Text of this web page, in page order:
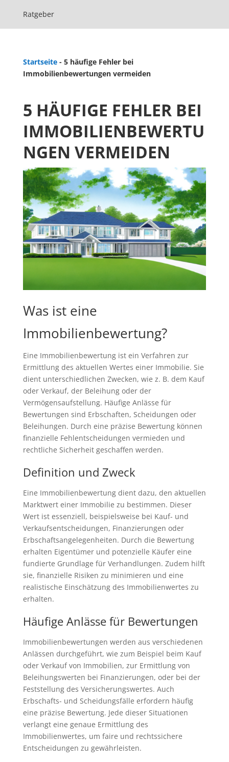
Ratgeber
Startseite- 5 häufige Fehler bei
Immobilienbewertungen vermeiden
5 HÄUFIGE FEHLER BEI
IMMOBILIENBEWERTU
NGEN VERMEIDEN
Was ist eine
Immobilienbewertung?
Eine Immobilienbewertung ist ein Verfahren zur
Ermittlung des aktuellen Wertes einer Immobilie. Sie
dient unterschiedlichen Zwecken, wie z. B. dem Kauf
oder Verkauf, der Beleihung oder der
Vermögensaufstellung. Häufige Anlässe für
Bewertungen sind Erbschaften, Scheidungen oder
Beleihungen. Durch eine präzise Bewertung können
finanzielle Fehlentscheidungen vermieden und
rechtliche Sicherheit geschaffen werden.
Definition und Zweck
Eine Immobilienbewertung dient dazu, den aktuellen
Marktwert einer Immobilie zu bestimmen. Dieser
Wert ist essenziell, beispielsweise bei Kauf- und
Verkaufsentscheidungen, Finanzierungen oder
Erbschaftsangelegenheiten. Durch die Bewertung
erhalten Eigentümer und potenzielle Käufer eine
fundierte Grundlage für Verhandlungen. Zudem hilft
sie, finanzielle Risiken zu minimieren und eine
realistische Einschätzung des Immobilienwertes zu
erhalten.
Häufige Anlässe für Bewertungen
Immobilienbewertungen werden aus verschiedenen
Anlässen durchgeführt, wie zum Beispiel beim Kauf
oder Verkauf von Immobilien, zur Ermittlung von
Beleihungswerten bei Finanzierungen, oder bei der
Feststellung des Versicherungswertes. Auch
Erbschafts- und Scheidungsfälle erfordern häufig
eine präzise Bewertung. Jede dieser Situationen
verlangt eine genaue Ermittlung des
Immobilienwertes, um faire und rechtssichere
Entscheidungen zu gewährleisten.